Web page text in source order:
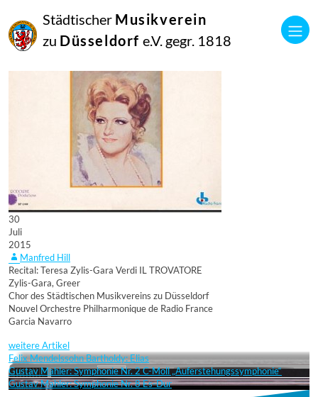
Städtischer Musikverein
zu Düsseldorf e.V. gegr. 1818
30
Juli
2015
Manfred Hill
Recital: Teresa Zylis-Gara Verdi IL TROVATORE
Zylis-Gara, Greer
Chor des Städtischen Musikvereins zu Düsseldorf
Nouvel Orchestre Philharmonique de Radio France
Garcia Navarro
weitere Artikel
Felix Mendelssohn Bartholdy: Elias
Gustav Mahler: Symphonie Nr. 2 C-Moll „Auferstehungssymphonie“
Gustav Mahler: Symphonie Nr. 8 Es-Dur